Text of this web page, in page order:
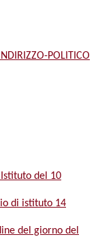
POLITICO
del 10
di istituto 14
del giorno del